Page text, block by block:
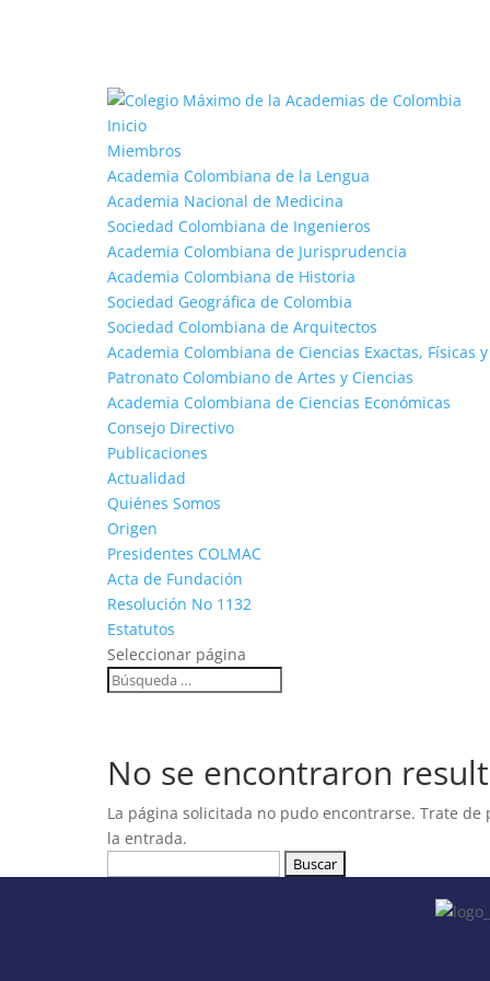
Inicio
Miembros
Academia Colombiana de la Lengua
Academia Nacional de Medicina
Sociedad Colombiana de Ingenieros
Academia Colombiana de Jurisprudencia
Academia Colombiana de Historia
Sociedad Geográfica de Colombia
Sociedad Colombiana de Arquitectos
Academia Colombiana de Ciencias Exactas, Físicas
Patronato Colombiano de Artes y Ciencias
Academia Colombiana de Ciencias Económicas
Consejo Directivo
Publicaciones
Actualidad
Quiénes Somos
Origen
Presidentes COLMAC
Acta de Fundación
Resolución No 1132
Estatutos
Seleccionar página
No se encontraron
La página solicitada no pudo encontrarse. Trate
la entrada.